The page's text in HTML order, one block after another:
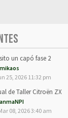
un capó fase 2
25, 2026 11:32 pm
de Taller Citroën ZX
08, 2026 3:40 am